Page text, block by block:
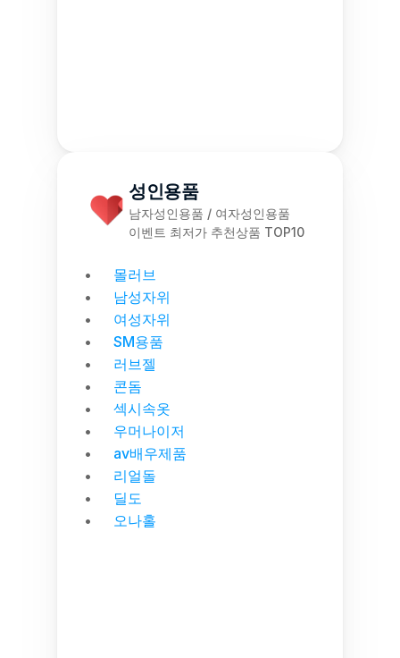
성인용품
남자성인용품 / 여자성인용품
이벤트 최저가 추천상품 TOP10
몰러브
남성자위
여성자위
SM용품
러브젤
콘돔
섹시속옷
우머나이저
av배우제품
리얼돌
딜도
오나홀